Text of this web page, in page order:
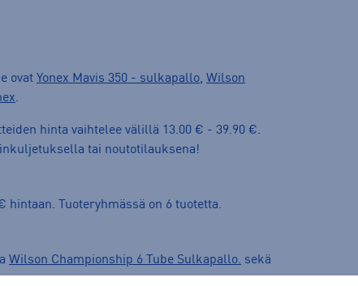
ovat Yonex Mavis 350 - sulkapallo, Wilson
.
hinta vaihtelee välillä 13.00 € - 39.90 €.
tai noutotilauksena!
Tuoteryhmässä on 6 tuotetta.
Wilson Championship 6 Tube Sulkapallo. sekä